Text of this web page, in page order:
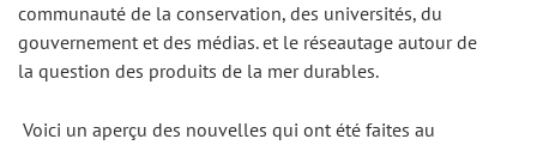
communauté de la conservation, des universités, du
gouvernement et des médias. et le réseautage autour de
la question des produits de la mer durables.